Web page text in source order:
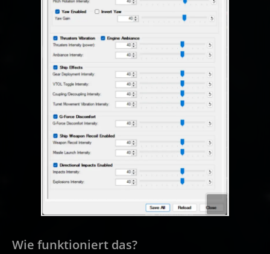
Wie funktioniert das?